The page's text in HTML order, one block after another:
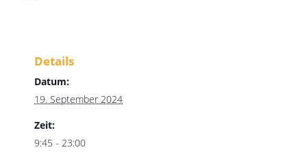
Details
Datum:
19. September 2024
Zeit:
9:45 - 23:00